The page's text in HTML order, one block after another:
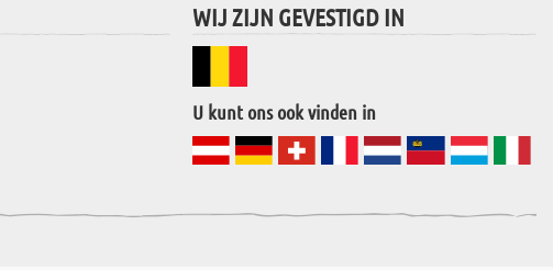
WIJ ZIJN GEVESTIGD IN
U kunt ons ook vinden in